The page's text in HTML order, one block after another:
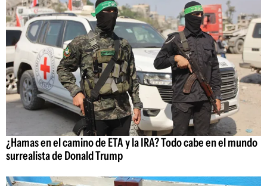
¿Hamas en el camino de ETA y la IRA? Todo cabe en el mundo
surrealista de Donald Trump